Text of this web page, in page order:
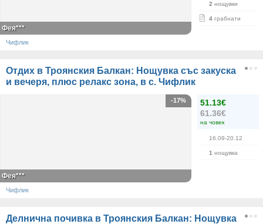
2 нощувки
4 грабнати
Фея***
Чифлик
Отдих в Троянския Балкан: Нощувка със закуска
и вечеря, плюс релакс зона, в с. Чифлик
51.13€
61.36€
на човек
16.09-20.12
1 нощувка
-17%
Фея***
Чифлик
Делнична почивка в Троянския Балкан: Нощувка